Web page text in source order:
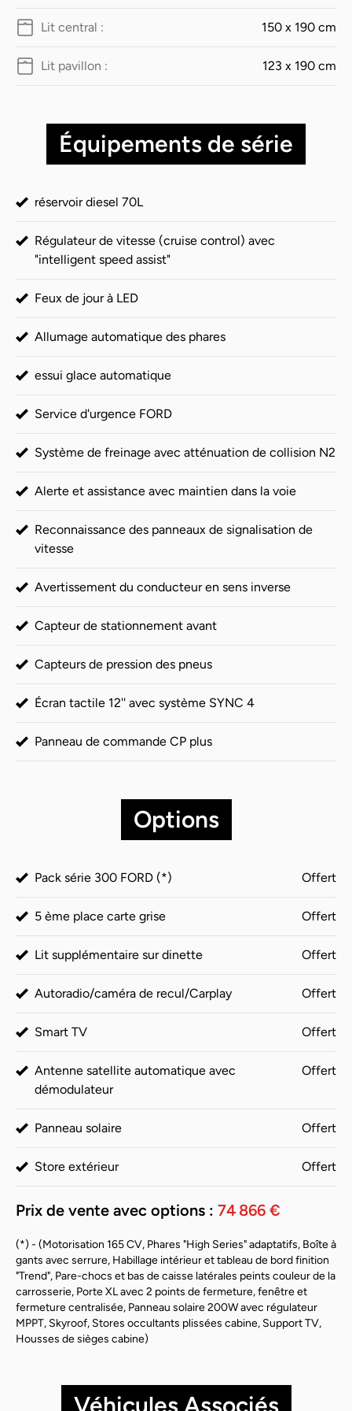
Lit central : 150 x 190 cm
Lit pavillon : 123 x 190 cm
Équipements de série
réservoir diesel 70L
Régulateur de vitesse (cruise control) avec
"intelligent speed assist"
Feux de jour à LED
Allumage automatique des phares
essui glace automatique
Service d'urgence FORD
Système de freinage avec atténuation de collision N2
Alerte et assistance avec maintien dans la voie
Reconnaissance des panneaux de signalisation de
vitesse
Avertissement du conducteur en sens inverse
Capteur de stationnement avant
Capteurs de pression des pneus
Écran tactile 12'' avec système SYNC 4
Panneau de commande CP plus
Options
Pack série 300 FORD (*) Offert
5 ème place carte grise Offert
Lit supplémentaire sur dinette Offert
Autoradio/caméra de recul/Carplay Offert
Smart TV Offert
Antenne satellite automatique avec
démodulateur
Offert
Panneau solaire Offert
Store extérieur Offert
Prix de vente avec options : 74 866 €
(*) - (Motorisation 165 CV, Phares "High Series" adaptatifs, Boîte à
gants avec serrure, Habillage intérieur et tableau de bord finition
"Trend", Pare-chocs et bas de caisse latérales peints couleur de la
carrosserie, Porte XL avec 2 points de fermeture, fenêtre et
fermeture centralisée, Panneau solaire 200W avec régulateur
MPPT, Skyroof, Stores occultants plissées cabine, Support TV,
Housses de sièges cabine)